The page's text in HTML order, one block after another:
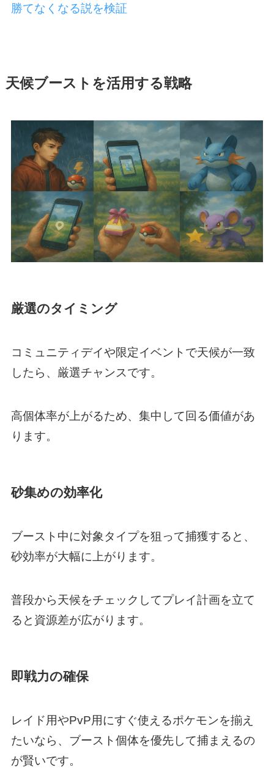
勝てなくなる説を検証
天候ブーストを活用する戦略
厳選のタイミング
コミュニティデイや限定イベントで天候が一致
したら、厳選チャンスです。
高個体率が上がるため、集中して回る価値があ
ります。
砂集めの効率化
ブースト中に対象タイプを狙って捕獲すると、
砂効率が大幅に上がります。
普段から天候をチェックしてプレイ計画を立て
ると資源差が広がります。
即戦力の確保
レイド用やPvP用にすぐ使えるポケモンを揃え
たいなら、ブースト個体を優先して捕まえるの
が賢いです。